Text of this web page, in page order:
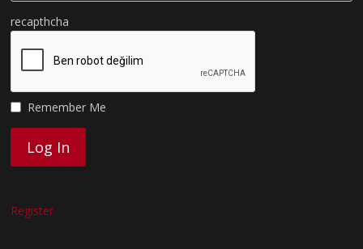
recapthcha
Remember Me
Register